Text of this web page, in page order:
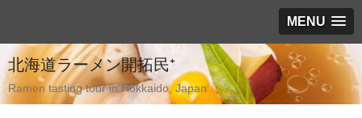
MENU
北海道ラーメン開拓民⁺
Ramen tasting tour in Hokkaido, Japan